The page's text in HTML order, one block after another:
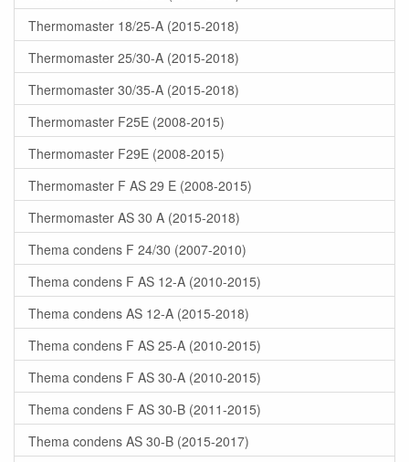
Thermomaster 18/25-A (2015-2018)
Thermomaster 25/30-A (2015-2018)
Thermomaster 30/35-A (2015-2018)
Thermomaster F25E (2008-2015)
Thermomaster F29E (2008-2015)
Thermomaster F AS 29 E (2008-2015)
Thermomaster AS 30 A (2015-2018)
Thema condens F 24/30 (2007-2010)
Thema condens F AS 12-A (2010-2015)
Thema condens AS 12-A (2015-2018)
Thema condens F AS 25-A (2010-2015)
Thema condens F AS 30-A (2010-2015)
Thema condens F AS 30-B (2011-2015)
Thema condens AS 30-B (2015-2017)